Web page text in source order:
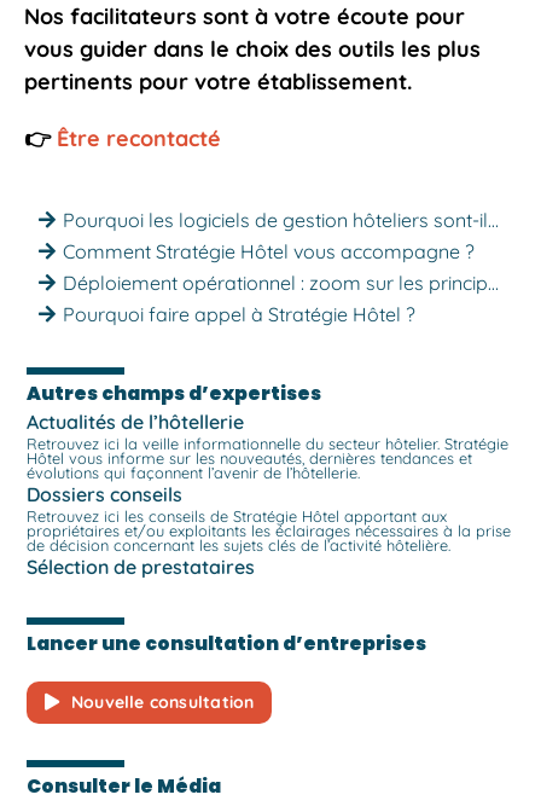
Nos facilitateurs sont à votre écoute pour
vous guider dans le choix des outils les plus
pertinents pour votre établissement.
👉 Être recontacté
Pourquoi les logiciels de gestion hôteliers sont-ils essentiels ?
Comment Stratégie Hôtel vous accompagne ?
Déploiement opérationnel : zoom sur les principales familles de logiciels
Pourquoi faire appel à Stratégie Hôtel ?
Autres champs d’expertises
Actualités de l’hôtellerie
Retrouvez ici la veille informationnelle du secteur hôtelier. Stratégie
Hôtel vous informe sur les nouveautés, dernières tendances et
évolutions qui façonnent l’avenir de l’hôtellerie.
Dossiers conseils
Retrouvez ici les conseils de Stratégie Hôtel apportant aux
propriétaires et/ou exploitants les éclairages nécessaires à la prise
de décision concernant les sujets clés de l’activité hôtelière.
Sélection de prestataires
Lancer une consultation d’entreprises
Nouvelle consultation
Consulter le Média